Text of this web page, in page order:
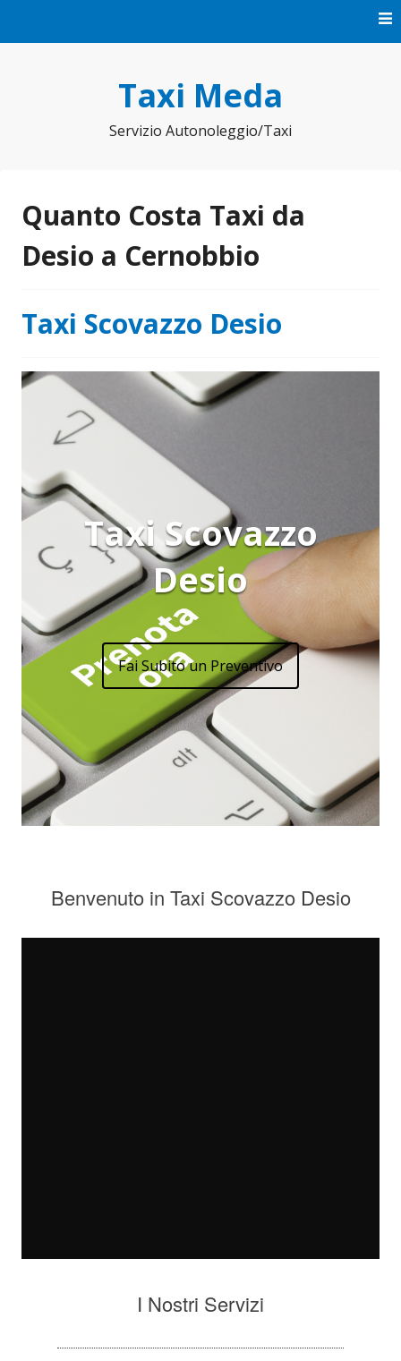
Taxi Meda
Servizio Autonoleggio/Taxi
Quanto Costa Taxi da
Desio a Cernobbio
Taxi Scovazzo Desio
Taxi Scovazzo
Desio
Fai Subito un Preventivo
Benvenuto in Taxi Scovazzo Desio
I Nostri Servizi